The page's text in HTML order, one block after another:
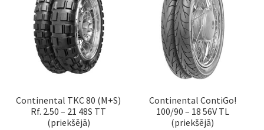
Continental TKC 80 (M+S)
Rf. 2.50 – 21 48S TT
(priekšējā)
Continental ContiGo!
100/90 – 18 56V TL
(priekšējā)